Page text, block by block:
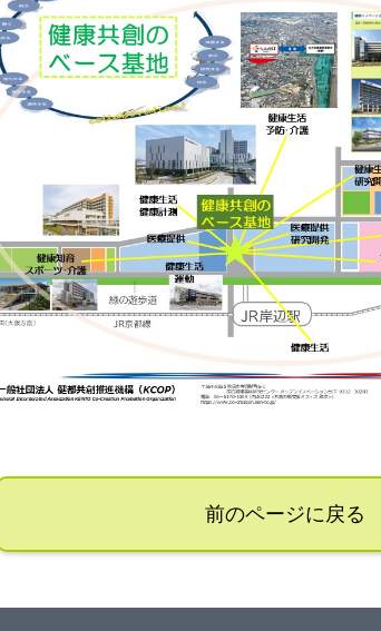
前のページに戻る